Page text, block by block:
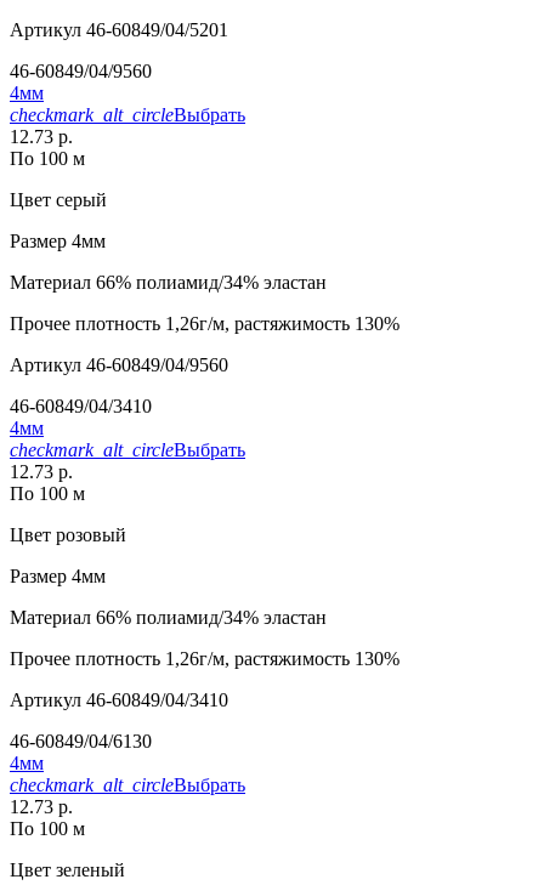
Артикул 46-60849/04/5201
46-60849/04/9560
4мм
checkmark_alt_circleВыбрать
12.73 р.
По 100 м
Цвет серый
Размер 4мм
Материал 66% полиамид/34% эластан
Прочее плотность 1,26г/м, растяжимость 130%
Артикул 46-60849/04/9560
46-60849/04/3410
4мм
checkmark_alt_circleВыбрать
12.73 р.
По 100 м
Цвет розовый
Размер 4мм
Материал 66% полиамид/34% эластан
Прочее плотность 1,26г/м, растяжимость 130%
Артикул 46-60849/04/3410
46-60849/04/6130
4мм
checkmark_alt_circleВыбрать
12.73 р.
По 100 м
Цвет зеленый